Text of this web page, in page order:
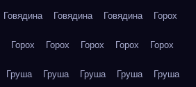
Говядина Говядина Говядина Горох
Горох Горох Горох Горох Горох
Груша Груша Груша Груша Груша